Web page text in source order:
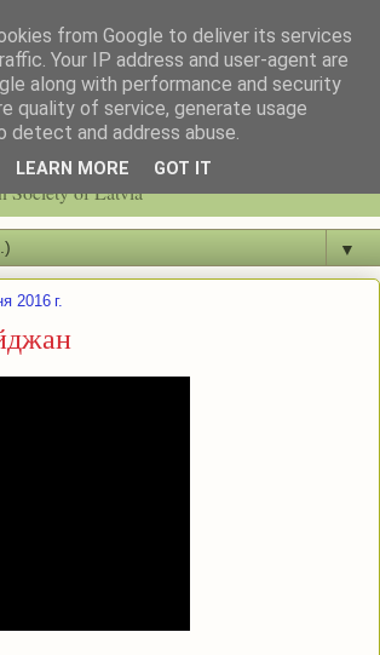
biedrību / Общество азербайджанцев
Society of Latvia
▼
2016 г.
from Google to deliver its services
Your IP address and user-agent are
along with performance and security
quality of service, generate usage
detect and address abuse.
LEARN MORE GOT IT